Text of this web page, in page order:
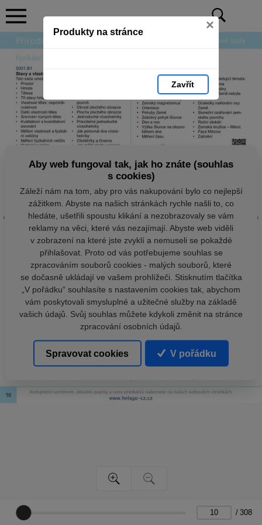
Produkty na stránce ×
Zavřít
/ 308
Aby web fungoval tak, jak ho znáte (souhlas
s cookies)
Záleží nám na tom, aby pro vás nakupování bylo co nejlepší
zážitkem. Abyste na našich stránkách rychle našli to, co
hledáte, ušetřili spoustu klikání a nezobrazovaly se vám
reklamy na věci, které vás nezajímají. Abyste web viděli
v zobrazení na které jste zvyklí a nemuseli se pokaždé
přihlašovat. Proto od vás potřebujeme souhlas se
zpracováním souborů cookies - malých souborů, které
se dočasně ukládají ve vašem prohlížeči. Stisknutím tlačítka
„V pořádku“ souhlasíte s nastavením cookies tak, abychom
vám poskytovali smysluplné a užitečné služby na základě
vašich údajů. Svůj souhlas můžete kdykoli změnit na stránce
zpracování osobních údajů.
Spravovat cookies V pořádku